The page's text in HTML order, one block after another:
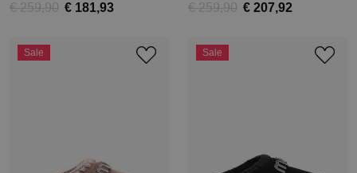
€ 259,90 € 181,93 € 259,90 € 207,92
Sale Sale